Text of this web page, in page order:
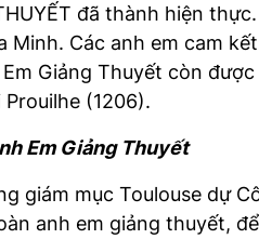
đã thành hiện
Minh. Các anh em cam
Giảng Thuyết còn
(1206).
Em Giảng Thuyết
giám mục Toulouse dự
anh em giảng thuyết,